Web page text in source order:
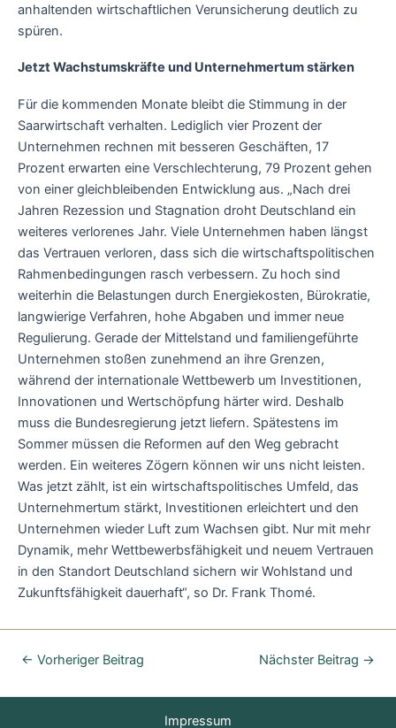
anhaltenden wirtschaftlichen Verunsicherung deutlich zu
spüren.
Jetzt Wachstumskräfte und Unternehmertum stärken
Für die kommenden Monate bleibt die Stimmung in der
Saarwirtschaft verhalten. Lediglich vier Prozent der
Unternehmen rechnen mit besseren Geschäften, 17
Prozent erwarten eine Verschlechterung, 79 Prozent gehen
von einer gleichbleibenden Entwicklung aus. „Nach drei
Jahren Rezession und Stagnation droht Deutschland ein
weiteres verlorenes Jahr. Viele Unternehmen haben längst
das Vertrauen verloren, dass sich die wirtschaftspolitischen
Rahmenbedingungen rasch verbessern. Zu hoch sind
weiterhin die Belastungen durch Energiekosten, Bürokratie,
langwierige Verfahren, hohe Abgaben und immer neue
Regulierung. Gerade der Mittelstand und familiengeführte
Unternehmen stoßen zunehmend an ihre Grenzen,
während der internationale Wettbewerb um Investitionen,
Innovationen und Wertschöpfung härter wird. Deshalb
muss die Bundesregierung jetzt liefern. Spätestens im
Sommer müssen die Reformen auf den Weg gebracht
werden. Ein weiteres Zögern können wir uns nicht leisten.
Was jetzt zählt, ist ein wirtschaftspolitisches Umfeld, das
Unternehmertum stärkt, Investitionen erleichtert und den
Unternehmen wieder Luft zum Wachsen gibt. Nur mit mehr
Dynamik, mehr Wettbewerbsfähigkeit und neuem Vertrauen
in den Standort Deutschland sichern wir Wohlstand und
Zukunftsfähigkeit dauerhaft“, so Dr. Frank Thomé.
← Vorheriger Beitrag Nächster Beitrag →
Impressum